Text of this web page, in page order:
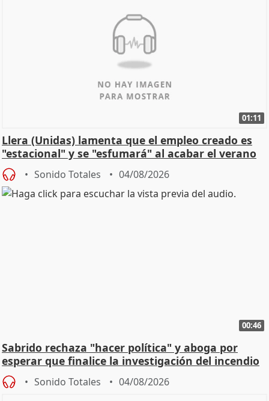
01:11
Llera (Unidas) lamenta que el empleo creado es
"estacional" y se "esfumará" al acabar el verano
Sonido Totales 04/08/2026
00:46
Sabrido rechaza "hacer política" y aboga por
esperar que finalice la investigación del incendio
Sonido Totales 04/08/2026